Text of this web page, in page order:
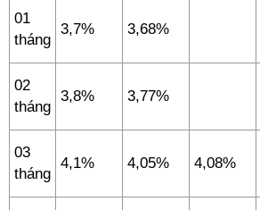
01
tháng
3,7% 3,68%
02
tháng
3,8% 3,77%
03
tháng
4,1% 4,05% 4,08%